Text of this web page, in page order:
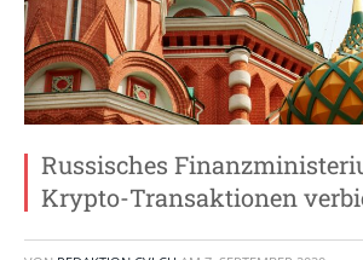
Russisches
Krypto-Transaktionen